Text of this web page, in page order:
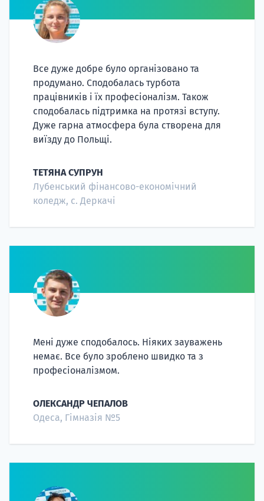
Все дуже добре було організовано та
продумано. Сподобалась турбота
працівників і їх професіоналізм. Також
сподобалась підтримка на протязі вступу.
Дуже гарна атмосфера була створена для
виїзду до Польщі.
ТЕТЯНА СУПРУН
Лубенський фінансово-економічний
коледж, с. Деркачі
Мені дуже сподобалось. Ніяких зауважень
немає. Все було зроблено швидко та з
професіоналізмом.
ОЛЕКСАНДР ЧЕПАЛОВ
Одеса, Гімназія №5